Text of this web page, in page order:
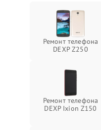
Ремонт телефона
DEXP Z250
Ремонт телефона
DEXP Ixion Z150